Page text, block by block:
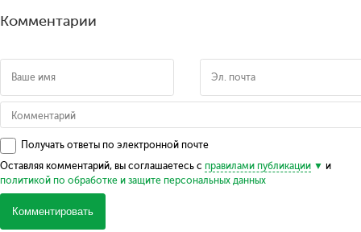
Комментарии
Получать ответы по электронной почте
Оставляя комментарий, вы соглашаетесь с правилами публикации
и
политикой по обработке и защите персональных данных
Комментировать